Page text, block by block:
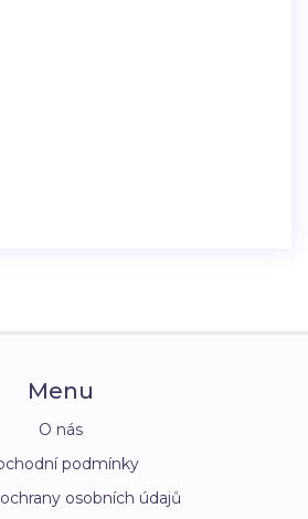
Menu
O nás
podmínky
osobních údajů